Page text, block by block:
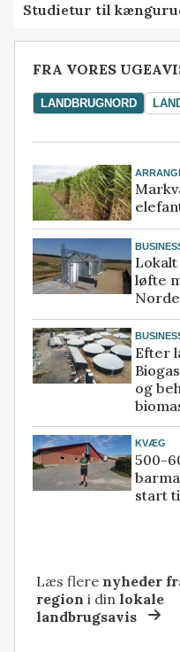
Studietur til
FRA VORES
LANDBRUGNORD
løfte
Efter
og
KVÆG
500-
start
Læs flere nyheder
region i dinlokale
landbrugsavis